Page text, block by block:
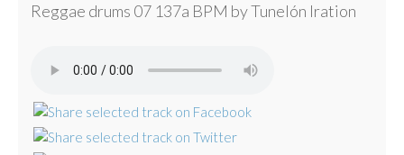
Reggae drums 07 137a BPM by Tunelón Iration